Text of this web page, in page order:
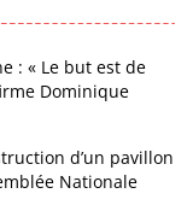
: « Le but est de
Dominique
d’un pavillon
Nationale